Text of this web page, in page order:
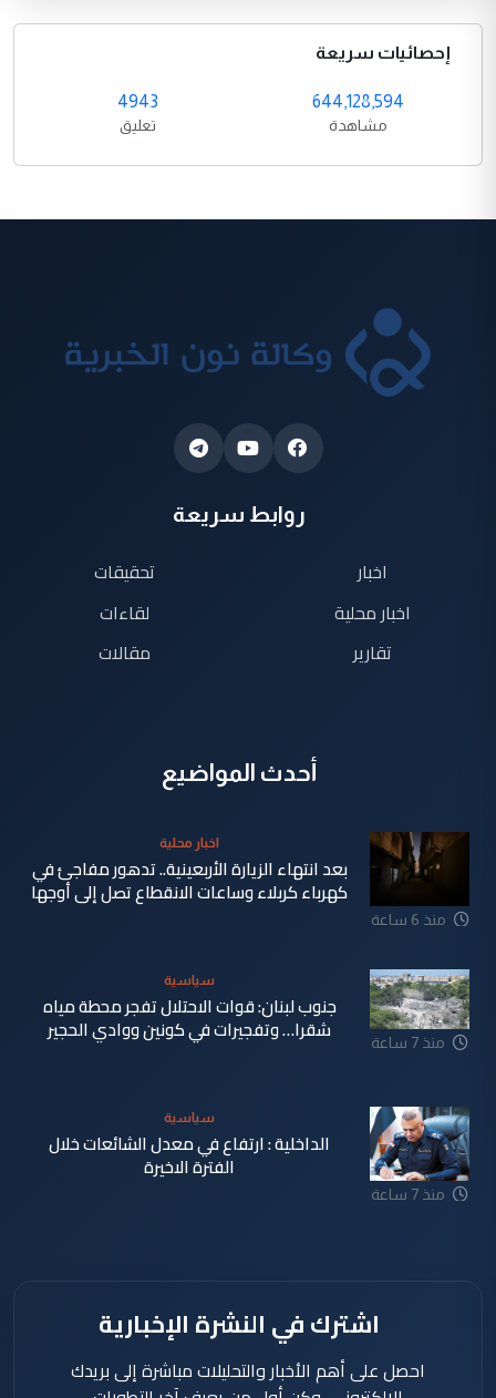
إحصائيات سريعة
644,128,594
مشاهدة
4943
تعليق
روابط سريعة
اخبار
اخبار محلية
تقارير
تحقيقات
لقاءات
مقالات
أحدث المواضيع
منذ 6 ساعة
اخبار محلية
بعد انتهاء الزيارة الأربعينية.. تدهور مفاجئ في
كهرباء كربلاء وساعات الانقطاع تصل إلى أوجها
منذ 7 ساعة
سياسية
جنوب لبنان: قوات الاحتلال تفجر محطة مياه
شقرا… وتفجيرات في كونين ووادي الحجير
منذ 7 ساعة
سياسية
الداخلية : ارتفاع في معدل الشائعات خلال
الفترة الاخيرة
اشترك في النشرة الإخبارية
احصل على أهم الأخبار والتحليلات مباشرة إلى بريدك